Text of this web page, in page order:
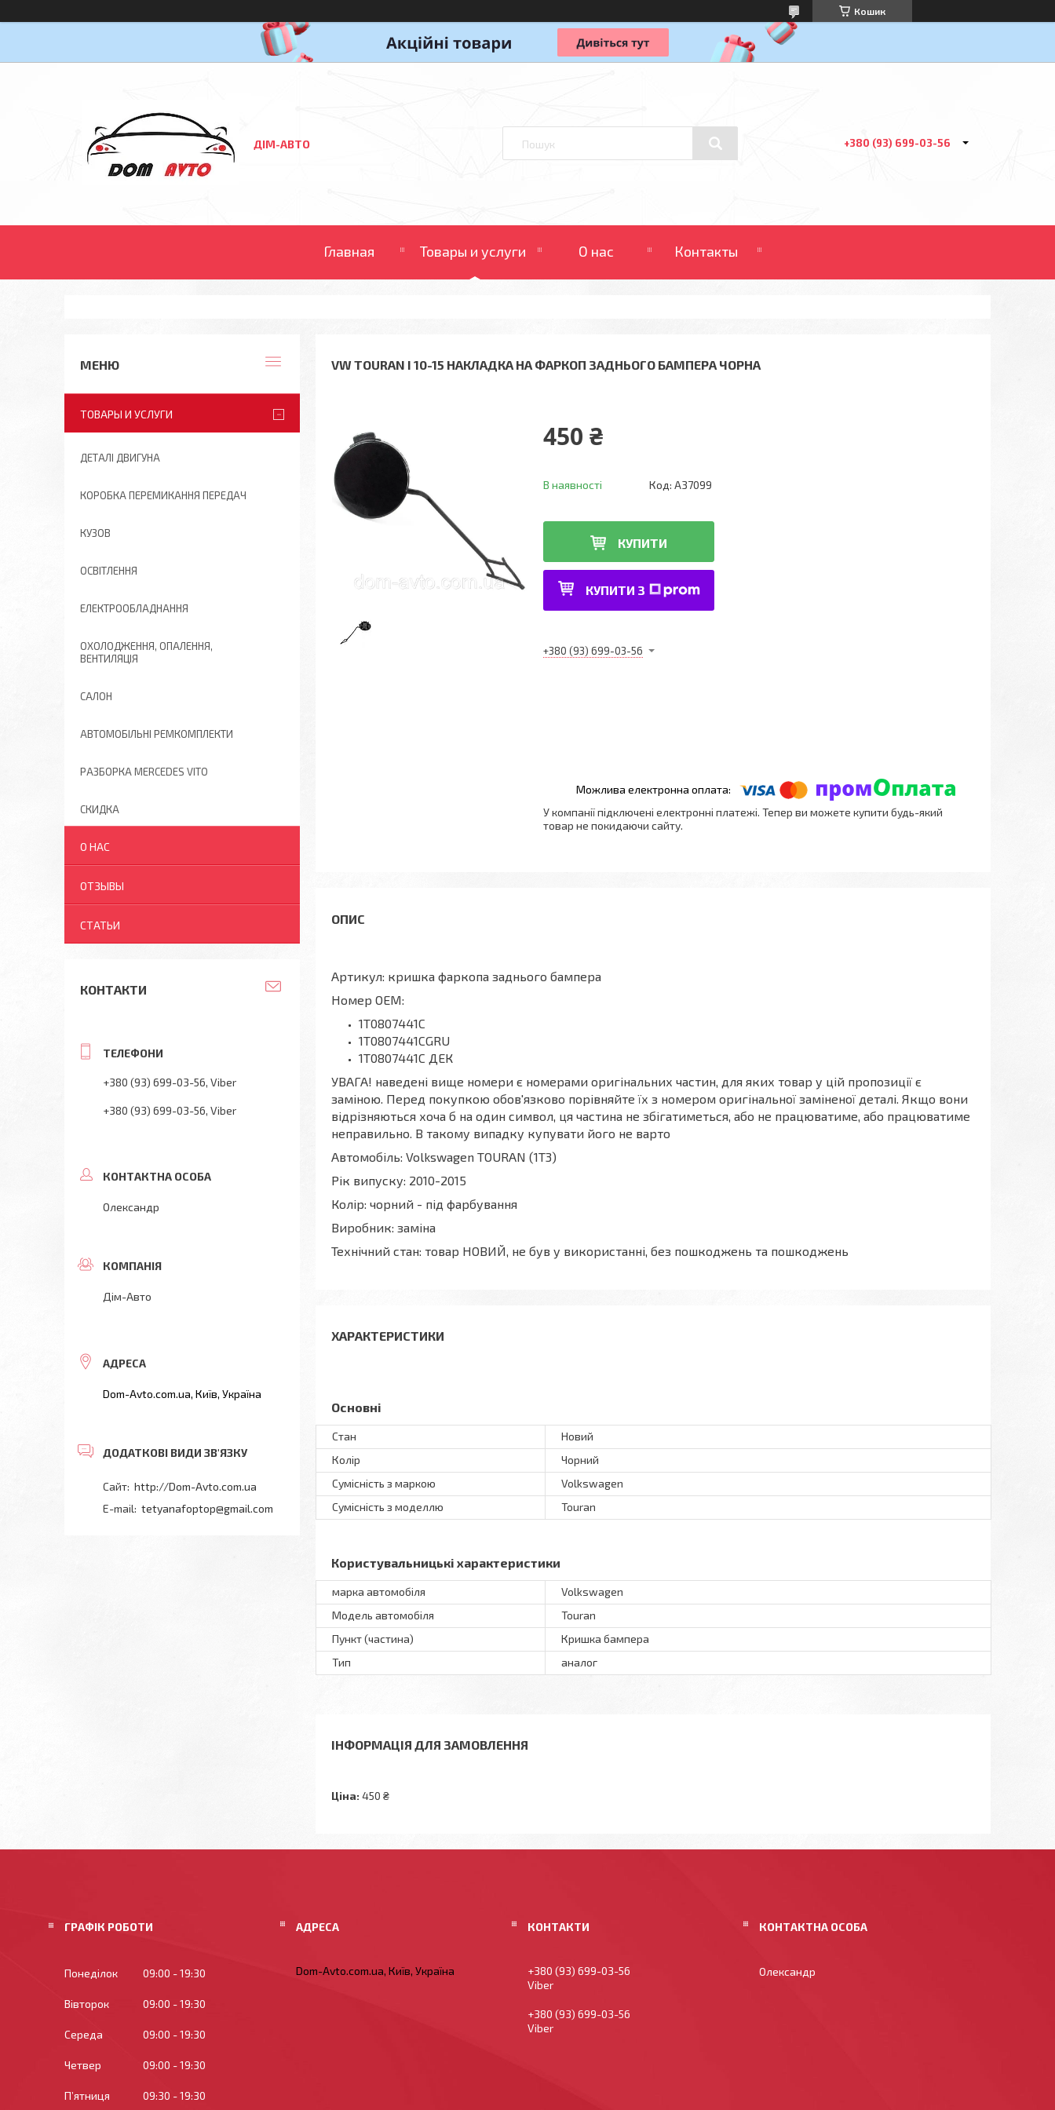
Кошик
ДІМ-АВТО +380 (93) 699-03-56
Главная Товары и услуги О нас Контакты
VW TOURAN I 10-15 НАКЛАДКА НА ФАРКОП ЗАДНЬОГО БАМПЕРА ЧОРНА
450 ₴
В наявності Код: A37099
КУПИТИ
КУПИТИ З
+380 (93) 699-03-56
У компанії підключені електронні платежі. Тепер ви можете купити будь-який
товар не покидаючи сайту.
Артикул: кришка фаркопа заднього бампера
Номер OEM:
1T0807441C
1T0807441CGRU
1T0807441C ДЕК
УВАГА! наведені вище номери є номерами оригінальних частин, для яких товар у цій пропозиції є
заміною. Перед покупкою обов'язково порівняйте їх з номером оригінальної заміненої деталі. Якщо вони
відрізняються хоча б на один символ, ця частина не збігатиметься, або не працюватиме, або працюватиме
неправильно. В такому випадку купувати його не варто
Автомобіль: Volkswagen TOURAN (1T3)
Рік випуску: 2010-2015
Колір: чорний - під фарбування
Виробник: заміна
Технічний стан: товар НОВИЙ, не був у використанні, без пошкоджень та пошкоджень
ХАРАКТЕРИСТИКИ
Основні
Стан
Новий
Колір
Чорний
Сумісність з маркою
Volkswagen
Сумісність з моделлю
Touran
Користувальницькі характеристики
марка автомобіля
Volkswagen
Модель автомобіля
Touran
Пункт (частина)
Кришка бампера
Тип
аналог
ІНФОРМАЦІЯ ДЛЯ ЗАМОВЛЕННЯ
Ціна: 450 ₴
ТОВАРЫ И УСЛУГИ
ДЕТАЛІ ДВИГУНА
КОРОБКА ПЕРЕМИКАННЯ ПЕРЕДАЧ
КУЗОВ
ОСВІТЛЕННЯ
ЕЛЕКТРООБЛАДНАННЯ
ОХОЛОДЖЕННЯ, ОПАЛЕННЯ,
ВЕНТИЛЯЦІЯ
САЛОН
АВТОМОБІЛЬНІ РЕМКОМПЛЕКТИ
РАЗБОРКА MERCEDES VITO
СКИДКА
О НАС
ОТЗЫВЫ
СТАТЬИ
КОНТАКТИ
+380 (93) 699-03-56 Viber
+380 (93) 699-03-56 Viber
Олександр
Дім-Авто
Dom-Avto.com.ua, Київ, Україна
http://Dom-Avto.com.ua
tetyanafoptop@gmail.com
ГРАФІК РОБОТИ
Понеділок 09:00 19:30
Вівторок 09:00 19:30
Середа 09:00 19:30
Четвер 09:00 19:30
Пʼятниця 09:30 19:30
Dom-Avto.com.ua, Київ, Україна
+380 (93) 699-03-56
Viber
+380 (93) 699-03-56
Viber
Олександр